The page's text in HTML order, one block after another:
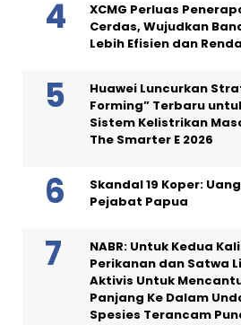
XCMG Perluas
Cerdas, Wujudkan
Lebih Efisien dan
Huawei Luncurkan
Forming” Terbaru
Sistem Kelistrikan
The Smarter E 2026
Skandal 19 Koper:
Pejabat Papua
NABR: Untuk Kedua
Perikanan dan Satwa
Aktivis Untuk
Panjang Ke Dalam
Spesies Terancam